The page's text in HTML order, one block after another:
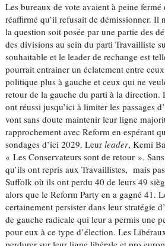
Les bureaux de vote avaient à peine
réaffirmé qu’il refusait de démissionner. Il
la question soit posée par une partie des
des divisions au sein du parti Travailliste
souhaitable et le leader de rechange est
pourrait entrainer un éclatement entre
politique plus à gauche et ceux qui ne
retour de la gauche du parti à la direction.
ont réussi jusqu’ici à limiter les passages
vont sans doute maintenir leur ligne
rapprochement avec Reform en espérant
sondages d’ici 2029. Leurleader, Kemi
« Les Conservateurs sont de retour ».
qu’ils ont repris aux Travaillistes, mais
Suffolk où ils ont perdu 40 de leurs 49
alors que le Reform Party en a gagné 41.
certainement persister dans leur stratégie
de gauche radicale qui leur a permis une
pour eux à ce type d’élection. Les